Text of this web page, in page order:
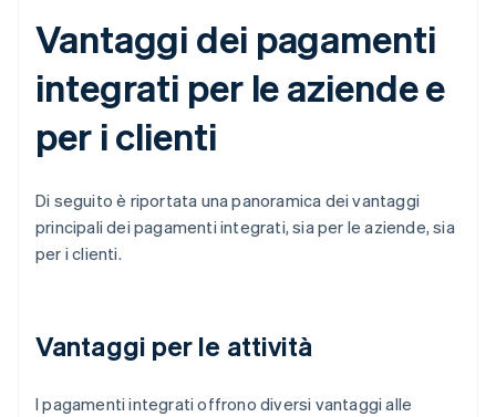
Vantaggi dei pagamenti
integrati per le aziende e
per i clienti
Di seguito è riportata una panoramica dei vantaggi
principali dei pagamenti integrati, sia per le aziende, sia
per i clienti.
Vantaggi per le attività
I pagamenti integrati offrono diversi vantaggi alle